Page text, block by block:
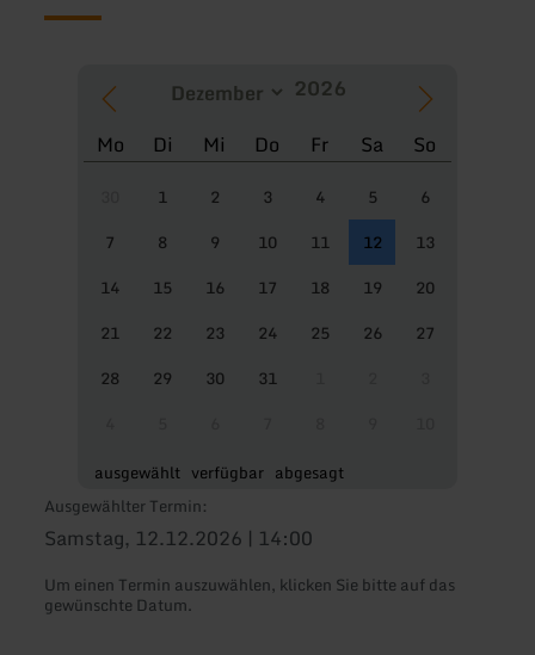
Mo Di Mi Do Fr Sa So
1 2 3 4 5
6
7
8 9 10 11 12
13
14
15 16 17 18 19
20
21
22 23 24 25 26
27
28
29 30 31
ausgewählt verfügbar abgesagt
Ausgewählter Termin:
Samstag, 12.12.2026 | 14:00
Um einen Termin auszuwählen, klicken Sie bitte auf das
gewünschte Datum.